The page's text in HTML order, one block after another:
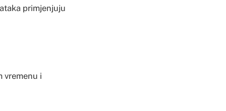
primjenjuju
vremenu i